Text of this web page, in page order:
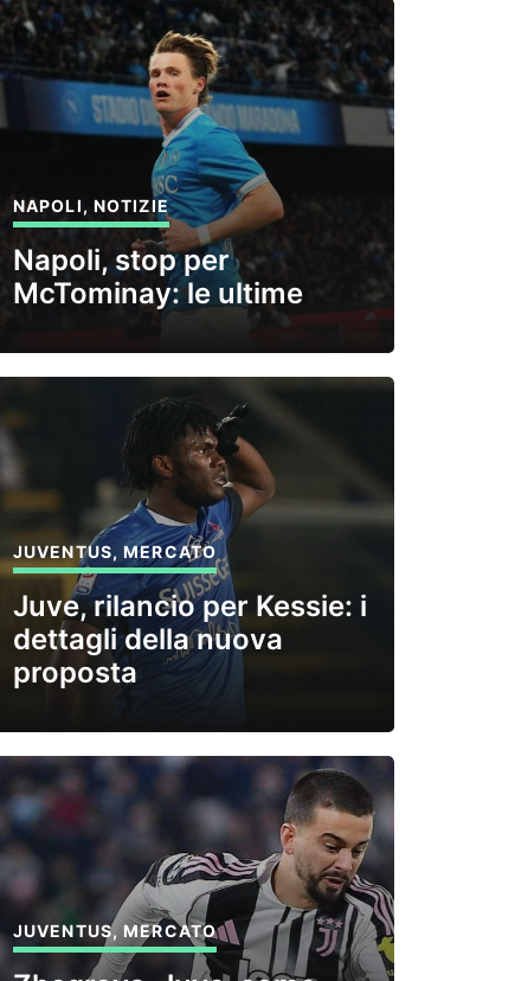
NAPOLI, NOTIZIE
Napoli, stop per
McTominay: le ultime
JUVENTUS,MERCATO
Juve, rilancio per Kessie: i
dettagli della nuova
proposta
JUVENTUS,MERCATO